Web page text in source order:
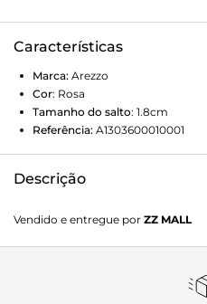
Características
Marca: Arezzo
Cor: Rosa
Tamanho do salto: 1.8cm
Referência: A1303600010001
Descrição
base preta e bico redondo.
gáspea e aplicação de tira de
cabedal. Exibe todo o peito do
Vendido e entregue por ZZ MALL